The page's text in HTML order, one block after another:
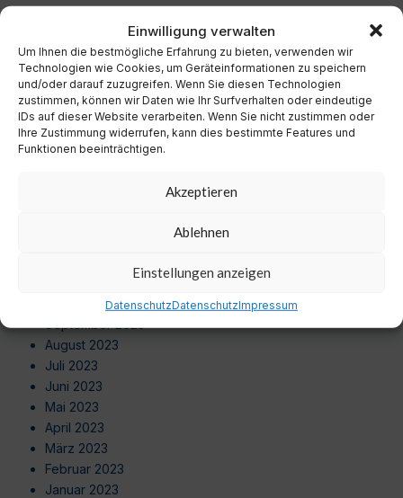
Einwilligung verwalten
Um Ihnen die bestmögliche Erfahrung zu bieten, verwenden wir
Technologien wie Cookies, um Geräteinformationen zu speichern
und/oder darauf zuzugreifen. Wenn Sie diesen Technologien
zustimmen, können wir Daten wie Ihr Surfverhalten oder eindeutige
IDs auf dieser Website verarbeiten. Wenn Sie nicht zustimmen oder
Ihre Zustimmung widerrufen, kann dies bestimmte Features und
Funktionen beeinträchtigen.
Akzeptieren
Ablehnen
Einstellungen anzeigen
DatenschutzDatenschutzImpressum
November 2024
Oktober 2024
September 2024
August 2024
Juli 2024
Juni 2024
November 2023
Oktober 2023
September 2023
August 2023
Juli 2023
Juni 2023
Mai 2023
April 2023
März 2023
Februar 2023
Januar 2023